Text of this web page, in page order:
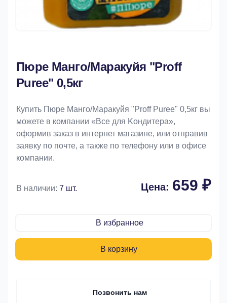
Пюре Манго/Маракуйя "Proff
Puree" 0,5кг
Купить Пюре Манго/Маракуйя "Proff Puree" 0,5кг вы
можете в компании «Bce для Koндитeрa»,
оформив заказ в интернет магазине, или отправив
заявку по почте, а также по телефону или в офисе
компании.
В наличии: 7 шт. Цена: 659 ₽
В избранное
В корзину
Позвонить нам